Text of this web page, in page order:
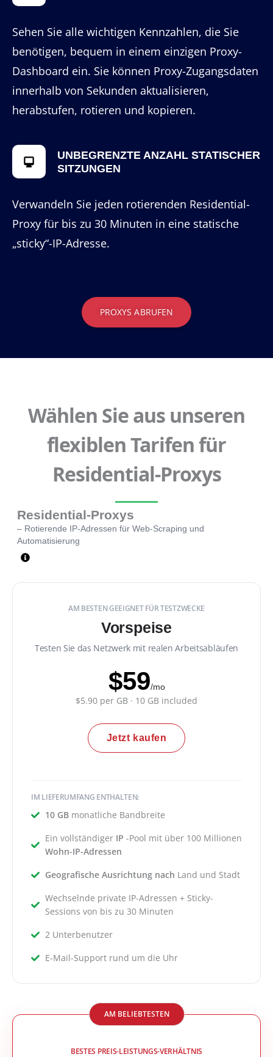
Sehen Sie alle wichtigen Kennzahlen, die Sie
benötigen, bequem in einem einzigen Proxy-
Dashboard ein. Sie können Proxy-Zugangsdaten
innerhalb von Sekunden aktualisieren,
herabstufen, rotieren und kopieren.
UNBEGRENZTE ANZAHL STATISCHER
SITZUNGEN
Verwandeln Sie jeden rotierenden Residential-
Proxy für bis zu 30 Minuten in eine statische
„sticky“-IP-Adresse.
PROXYS ABRUFEN
Wählen Sie aus unseren
flexiblen Tarifen für
Residential-Proxys
Residential-Proxys
– Rotierende IP-Adressen für Web-Scraping und
Automatisierung
AM BESTEN GEEIGNET FÜR TESTZWECKE
Vorspeise
Testen Sie das Netzwerk mit realen Arbeitsabläufen
$59/mo
$5.90 per GB · 10 GB included
Jetzt kaufen
IM LIEFERUMFANG ENTHALTEN:
10 GBmonatliche Bandbreite
Ein vollständiger IP -Pool mit über 100 Millionen
Wohn-IP-Adressen
Geografische Ausrichtung nach Land und Stadt
Wechselnde private IP-Adressen + Sticky-
Sessions von bis zu 30 Minuten
2 Unterbenutzer
E-Mail-Support rund um die Uhr
AM BELIEBTESTEN
BESTES PREIS-LEISTUNGS-VERHÄLTNIS